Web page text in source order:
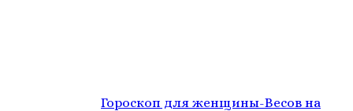
Гороскоп для женщины-Весов на